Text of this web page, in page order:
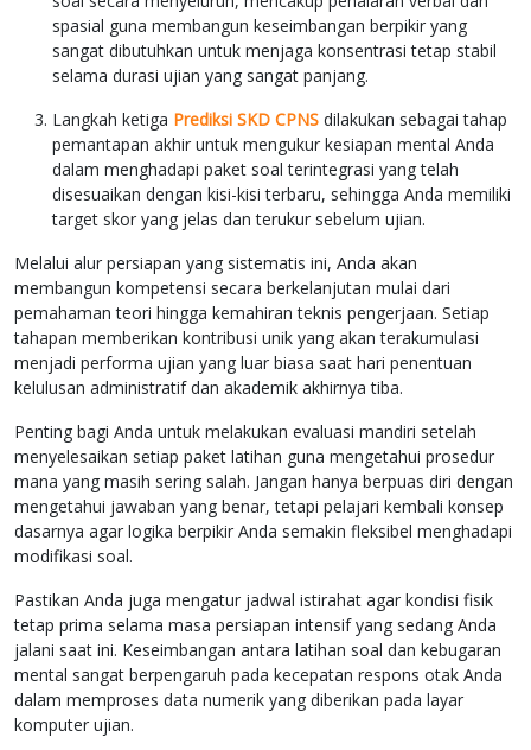
spasial guna membangun keseimbangan berpikir yang
sangat dibutuhkan untuk menjaga konsentrasi tetap stabil
selama durasi ujian yang sangat panjang.
Langkah ketiga Prediksi SKD CPNS dilakukan sebagai tahap
pemantapan akhir untuk mengukur kesiapan mental Anda
dalam menghadapi paket soal terintegrasi yang telah
disesuaikan dengan kisi-kisi terbaru, sehingga Anda memiliki
target skor yang jelas dan terukur sebelum ujian.
Melalui alur persiapan yang sistematis ini, Anda akan
membangun kompetensi secara berkelanjutan mulai dari
pemahaman teori hingga kemahiran teknis pengerjaan. Setiap
tahapan memberikan kontribusi unik yang akan terakumulasi
menjadi performa ujian yang luar biasa saat hari penentuan
kelulusan administratif dan akademik akhirnya tiba.
Penting bagi Anda untuk melakukan evaluasi mandiri setelah
menyelesaikan setiap paket latihan guna mengetahui prosedur
mana yang masih sering salah. Jangan hanya berpuas diri dengan
mengetahui jawaban yang benar, tetapi pelajari kembali konsep
dasarnya agar logika berpikir Anda semakin fleksibel menghadapi
modifikasi soal.
Pastikan Anda juga mengatur jadwal istirahat agar kondisi fisik
tetap prima selama masa persiapan intensif yang sedang Anda
jalani saat ini. Keseimbangan antara latihan soal dan kebugaran
mental sangat berpengaruh pada kecepatan respons otak Anda
dalam memproses data numerik yang diberikan pada layar
komputer ujian.